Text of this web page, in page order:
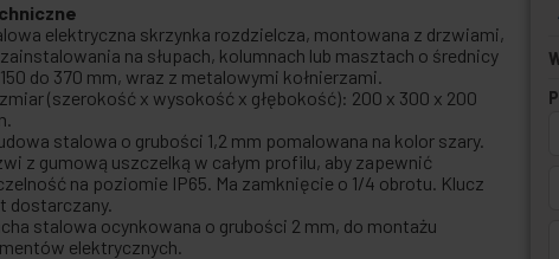
elektryczna skrzynka rozdzielcza, montowana z drzwiami,
na słupach, kolumnach lub masztach o średnicy
do 370 mm, wraz z metalowymi kołnierzami.
(szerokość x wysokość x głębokość): 200 x 300 x 200
stalowa o grubości 1,2 mm pomalowana na kolor szary.
z gumową uszczelką w całym profilu, aby zapewnić
na poziomie IP65. Ma zamknięcie o 1/4 obrotu. Klucz
dostarczany.
stalowa ocynkowana o grubości 2 mm, do montażu
elektrycznych.